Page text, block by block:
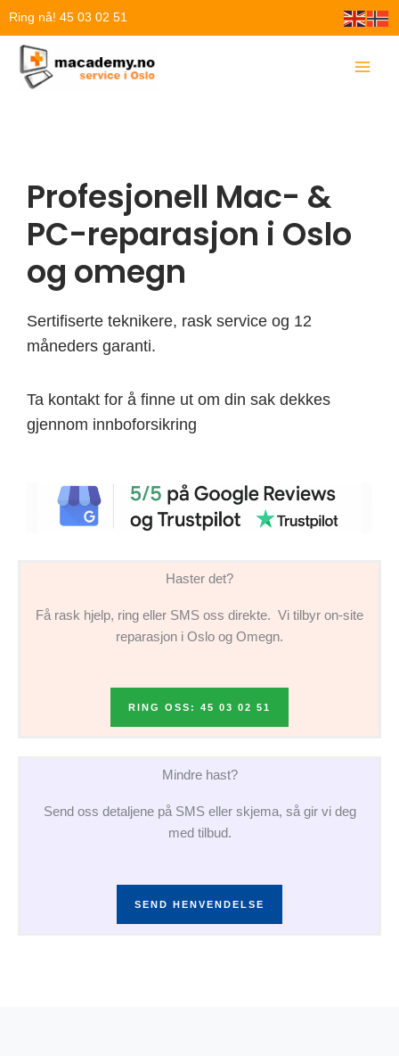
Hopp
innholdet
Ring nå! 45 03 02 51
Profesjonell Mac- &
PC-reparasjon i Oslo
og omegn
Sertifiserte teknikere, rask service og 12
måneders garanti.
Ta kontakt for å finne ut om din sak dekkes
gjennom innboforsikring
Haster det?
Få rask hjelp, ring eller SMS oss direkte. Vi tilbyr on-site
reparasjon i Oslo og Omegn.
RING OSS: 45 03 02 51
Mindre hast?
Send oss detaljene på SMS eller skjema, så gir vi deg
med tilbud.
SEND HENVENDELSE